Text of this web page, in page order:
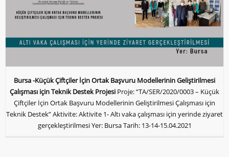
Bursa -Küçük Çiftçiler İçin Ortak Başvuru Modellerinin Geliştirilmesi
Çalışması için Teknik Destek Projesi Proje: “TA/SER/2020/0003 – Küçük
Çiftçiler İçin Ortak Başvuru Modellerinin Geliştirilmesi Çalışması için
Teknik Destek” Aktivite: Aktivite 1- Altı vaka çalışması için yerinde ziyaret
gerçekleştirilmesi Yer: Bursa Tarih: 13-14-15.04.2021